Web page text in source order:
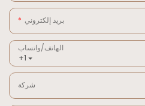
بريد إلكتروني
+1
الهاتف/واتساب
شركة